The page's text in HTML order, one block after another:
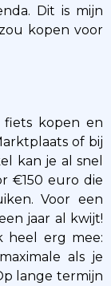
Dit is mijn
kopen voor
fiets kopen en
of bij
kan je al snel
€150 euro die
Voor een
jaar al kwijt!
heel erg mee:
als je
lange termijn